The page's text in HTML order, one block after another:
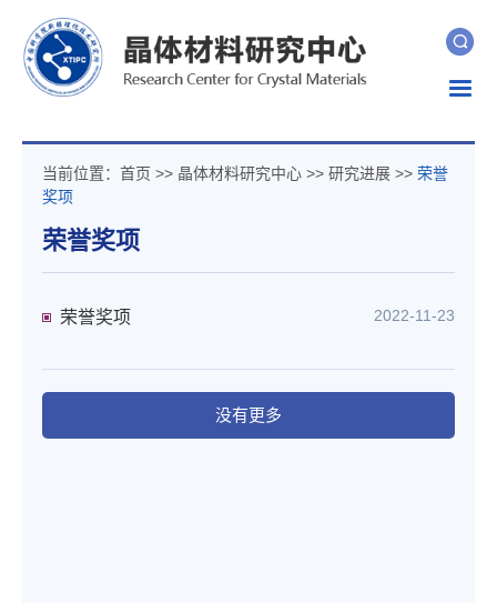
当前位置： 首页 >> 晶体材料研究中心 >> 研究进展 >> 荣誉
奖项
荣誉奖项
荣誉奖项 2022-11-23
没有更多